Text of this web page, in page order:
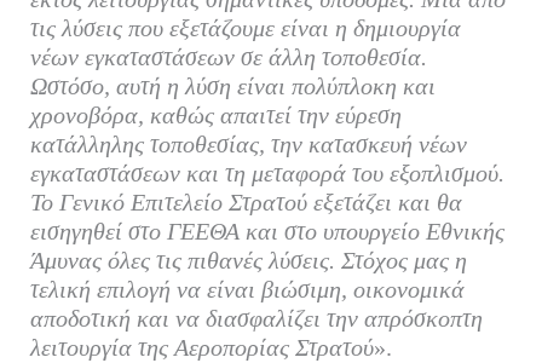
τις λύσεις που εξετάζουμε είναι η δημιουργία
νέων εγκαταστάσεων σε άλλη τοποθεσία.
Ωστόσο, αυτή η λύση είναι πολύπλοκη και
χρονοβόρα, καθώς απαιτεί την εύρεση
κατάλληλης τοποθεσίας, την κατασκευή νέων
εγκαταστάσεων και τη μεταφορά του εξοπλισμού.
Το Γενικό Επιτελείο Στρατού εξετάζει και θα
εισηγηθεί στο ΓΕΕΘΑ και στο υπουργείο Εθνικής
Άμυνας όλες τις πιθανές λύσεις. Στόχος μας η
τελική επιλογή να είναι βιώσιμη, οικονομικά
αποδοτική και να διασφαλίζει την απρόσκοπτη
λειτουργία της Αεροπορίας Στρατού».